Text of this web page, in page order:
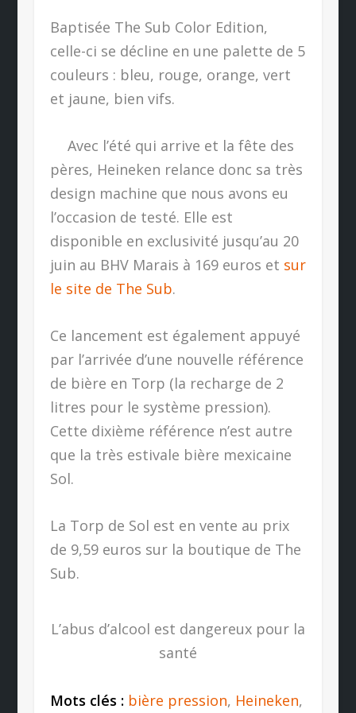
Baptisée The Sub Color Edition,
celle-ci se décline en une palette de 5
couleurs : bleu, rouge, orange, vert
et jaune, bien vifs.
Avec l’été qui arrive et la fête des
pères, Heineken relance donc sa très
design machine que nous avons eu
l’occasion de testé. Elle est
disponible en exclusivité jusqu’au 20
juin au BHV Marais à 169 euros et sur
le site de The Sub.
Ce lancement est également appuyé
par l’arrivée d’une nouvelle référence
de bière en Torp (la recharge de 2
litres pour le système pression).
Cette dixième référence n’est autre
que la très estivale bière mexicaine
Sol.
La Torp de Sol est en vente au prix
de 9,59 euros sur la boutique de The
Sub.
L’abus d’alcool est dangereux pour la
santé
Mots clés : bière pression, Heineken,